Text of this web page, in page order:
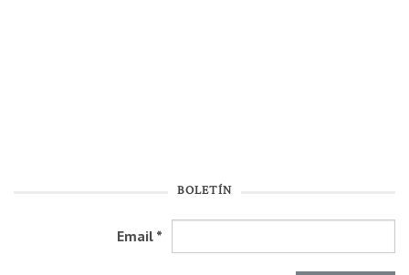
BOLETÍN
Email *